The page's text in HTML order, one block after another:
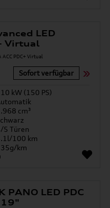
LED
Virtual
Sofort verfügbar
kW (150 PS)
cm³
5 Türen
100 km
km
PANO LED PDC
19"